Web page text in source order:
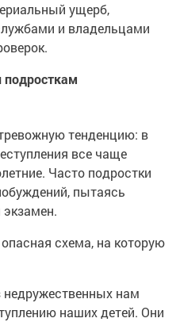
ущерб,
и владельцами
тенденцию: в
все чаще
Часто подростки
пытаясь
экзамен.
схема, на которую
нам
наших детей. Они